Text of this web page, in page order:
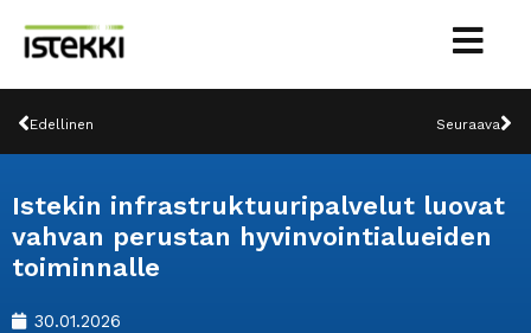
sisältöön
Prev
Edellinen Seuraava
Istekin infrastruktuuripalvelut luovat
vahvan perustan hyvinvointialueiden
toiminnalle
30.01.2026